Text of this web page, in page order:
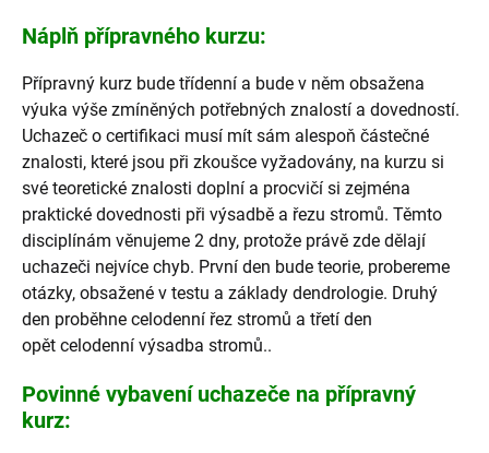
Náplň přípravného kurzu:
Přípravný kurz bude třídenní a bude v něm obsažena
výuka výše zmíněných potřebných znalostí a dovedností.
Uchazeč o certifikaci musí mít sám alespoň částečné
znalosti, které jsou při zkoušce vyžadovány, na kurzu si
své teoretické znalosti doplní a procvičí si zejména
praktické dovednosti při výsadbě a řezu stromů. Těmto
disciplínám věnujeme 2 dny, protože právě zde dělají
uchazeči nejvíce chyb. První den bude teorie, probereme
otázky, obsažené v testu a základy dendrologie. Druhý
den proběhne celodenní řez stromů a třetí den
opět celodenní výsadba stromů..
Povinné vybavení uchazeče na přípravný
kurz: